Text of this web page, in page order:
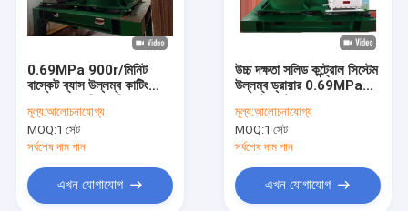
কারখানা ভ্রমণ
যোগাযোগ করুন
উদ্ধৃতির জন্য আবেদন
0.69MPa 900r/মিনিট
বাস্কেট ব্যাস উল্লম্ব কাটিং
সরঞ্জাম
মূল্য:আলোচনাযোগ্য
MOQ:1 সেট
সর্বশেষ দাম পান
এখন যোগাযোগ
উচ্চ দক্ষতা সলিড কন্ট্রোল সিস্টেম
উল্লম্ব ড্রায়ার 0.69MPa
মূল্য:আলোচনাযোগ্য
MOQ:1 সেট
সর্বশেষ দাম পান
এখন যোগাযোগ